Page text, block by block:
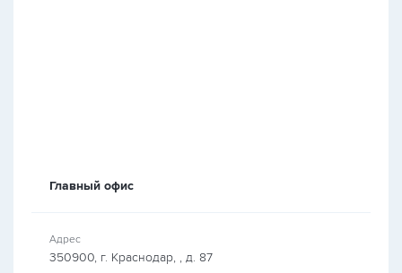
Главный офис
Адрес
350900, г. Краснодар, , д. 87